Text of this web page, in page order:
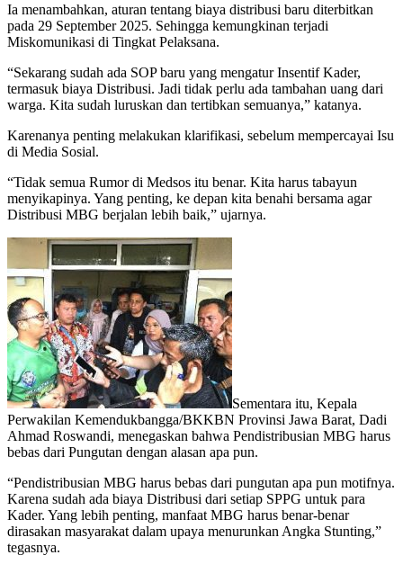
Ia menambahkan, aturan tentang biaya distribusi baru diterbitkan
pada 29 September 2025. Sehingga kemungkinan terjadi
Miskomunikasi di Tingkat Pelaksana.
“Sekarang sudah ada SOP baru yang mengatur Insentif Kader,
termasuk biaya Distribusi. Jadi tidak perlu ada tambahan uang dari
warga. Kita sudah luruskan dan tertibkan semuanya,” katanya.
Karenanya penting melakukan klarifikasi, sebelum mempercayai Isu
di Media Sosial.
“Tidak semua Rumor di Medsos itu benar. Kita harus tabayun
menyikapinya. Yang penting, ke depan kita benahi bersama agar
Distribusi MBG berjalan lebih baik,” ujarnya.
Sementara itu, Kepala
Perwakilan Kemendukbangga/BKKBN Provinsi Jawa Barat, Dadi
Ahmad Roswandi, menegaskan bahwa Pendistribusian MBG harus
bebas dari Pungutan dengan alasan apa pun.
“Pendistribusian MBG harus bebas dari pungutan apa pun motifnya.
Karena sudah ada biaya Distribusi dari setiap SPPG untuk para
Kader. Yang lebih penting, manfaat MBG harus benar-benar
dirasakan masyarakat dalam upaya menurunkan Angka Stunting,”
tegasnya.